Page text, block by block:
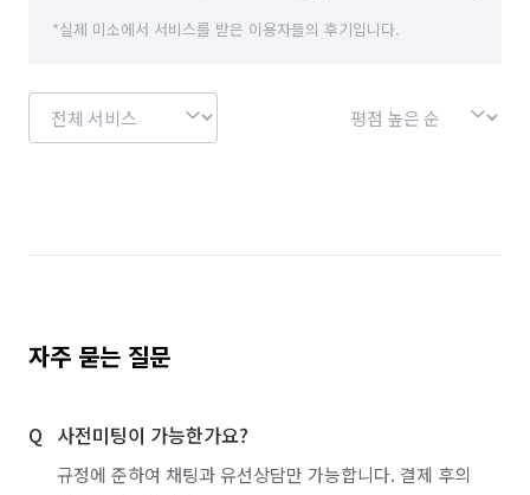
*실제 미소에서 서비스를 받은 이용자들의 후기입니다.
자주 묻는 질문
사전미팅이 가능한가요?
규정에 준하여 채팅과 유선상담만 가능합니다. 결제 후의